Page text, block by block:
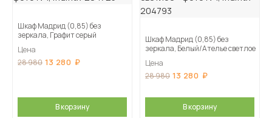
Шкаф Мадрид (0,85) без
зеркала, Графит серый
Цена
28 980 13 280
В корзину
Шкаф Мадрид (0,85) без
зеркала, Белый/Ателье светлое
Цена
28 980 13 280
В корзину